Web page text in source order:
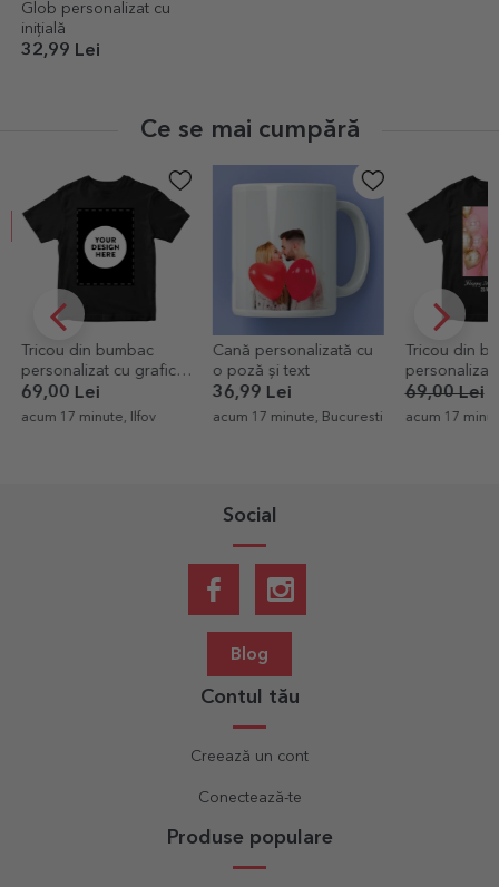
Glob personalizat cu
inițială
32,99 Lei
Ce se mai cumpără
Cană personalizată cu
o poză și text
36,99 Lei
acum 17 minute, Bucuresti
-30%
Tricou din bumbac
personalizat cu o poză
tip portret și text
69,00 Lei
acum 17 minute, Bucuresti
EXCLUSIV
Card
cu text și
Carte
14,99 Lei
acum 38
Social
Blog
Contul tău
Creează un cont
Conectează-te
Produse populare